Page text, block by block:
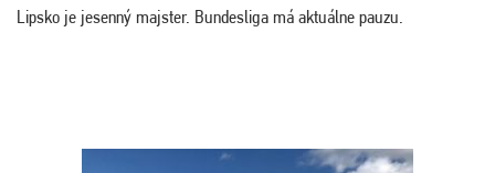
Lipsko je jesenný majster. Bundesliga má aktuálne pauzu.